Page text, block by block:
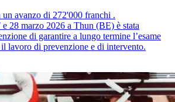
avanzo di 272'000 franchi .
e 28 marzo 2026 a Thun (BE) è stata
di garantire a lungo termine l’esame
lavoro di prevenzione e di intervento.